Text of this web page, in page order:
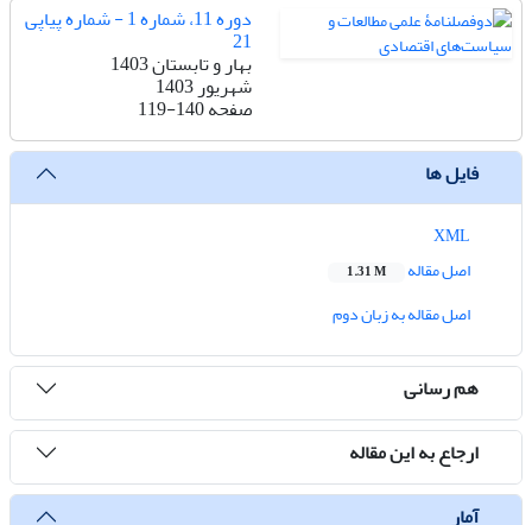
دوره 11، شماره 1 - شماره پیاپی
21
بهار و تابستان 1403
شهریور 1403
صفحه119-140
فایل ها
اصل مقاله
1.31 M
اصل مقاله به زبان دوم
هم رسانی
ارجاع به این مقاله
آمار